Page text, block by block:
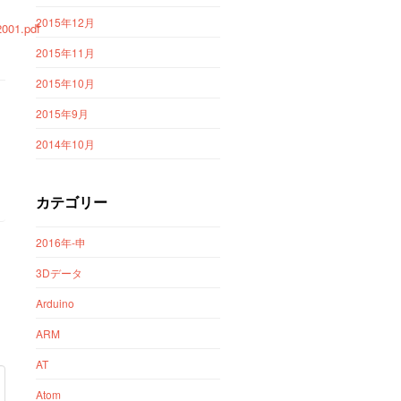
2015年12月
2015年11月
2015年10月
2015年9月
2014年10月
カテゴリー
2016年-申
3Dデータ
Arduino
ARM
AT
Atom